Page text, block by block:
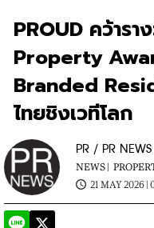
PROUD คว้าร
Property
Branded
ไทยชิงเวทีโลก
PR / PR NEWS
NEWS |
21 MAY 2026 |